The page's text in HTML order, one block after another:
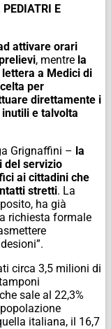
PEDIATRI E
attivare orari
, mentre la
a Medici di
per
direttamente i
e talvolta
Grignaffini – la
del servizio
ai cittadini che
stretti. La
ha già
richiesta formale
circa 3,5 milioni di
sale al 22,3%
italiana, il 16,7